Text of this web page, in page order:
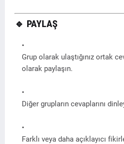
🔹 PAYLAŞ
Grup olarak ulaştığınız ortak
olarak paylaşın.
Diğer grupların cevaplarını
Farklı veya daha açıklayıcı